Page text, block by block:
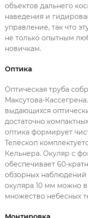
объектов дальнего
наведения и
управление, так что
не только опытным
новичкам.
Оптика
Оптическая труба
Максутова-
выдающихся
достаточно
оптика формирует
Телескоп
Кельнера. Окуляр с
обеспечивает 60-
обзорных
окуляра 10 мм можно
множество небесных